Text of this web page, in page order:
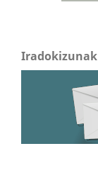
Iradokizunak